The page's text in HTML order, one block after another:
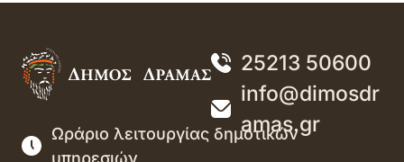
25213 50600
info@dimosdr
amas.gr
Ωράριο λειτουργίας δημοτικών
υπηρεσιών